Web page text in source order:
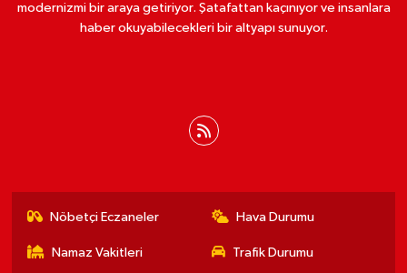
modernizmi bir araya getiriyor. Şatafattan kaçınıyor ve insanlara
haber okuyabilecekleri bir altyapı sunuyor.
Nöbetçi Eczaneler Hava Durumu
Namaz Vakitleri Trafik Durumu